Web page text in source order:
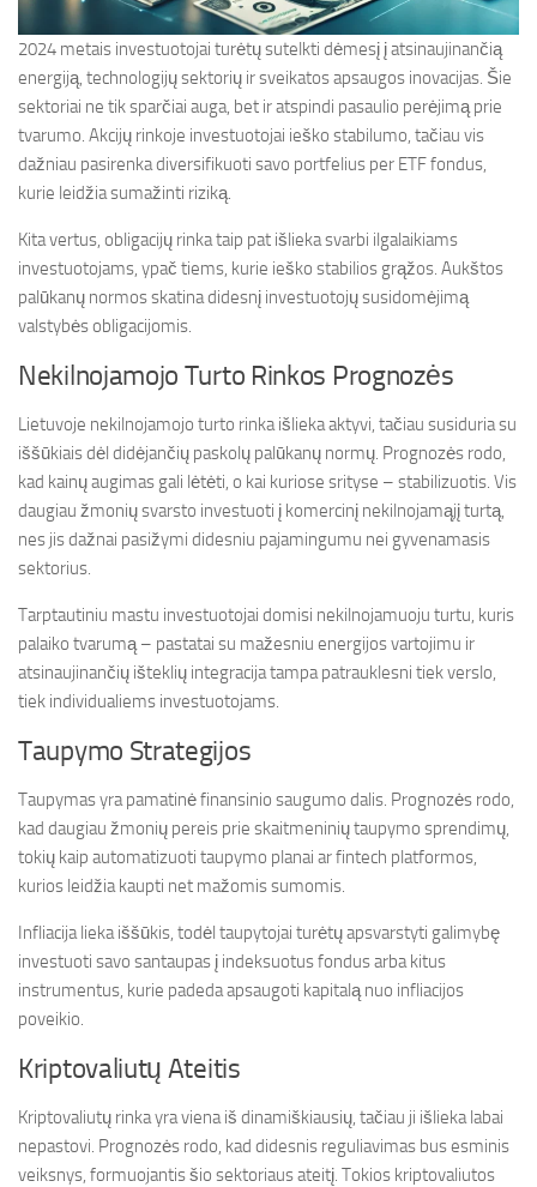
2024 metais investuotojai turėtų sutelkti dėmesį į atsinaujinančią
energiją, technologijų sektorių ir sveikatos apsaugos inovacijas. Šie
sektoriai ne tik sparčiai auga, bet ir atspindi pasaulio perėjimą prie
tvarumo. Akcijų rinkoje investuotojai ieško stabilumo, tačiau vis
dažniau pasirenka diversifikuoti savo portfelius per ETF fondus,
kurie leidžia sumažinti riziką.
Kita vertus, obligacijų rinka taip pat išlieka svarbi ilgalaikiams
investuotojams, ypač tiems, kurie ieško stabilios grąžos. Aukštos
palūkanų normos skatina didesnį investuotojų susidomėjimą
valstybės obligacijomis.
Nekilnojamojo Turto Rinkos Prognozės
Lietuvoje nekilnojamojo turto rinka išlieka aktyvi, tačiau susiduria su
iššūkiais dėl didėjančių paskolų palūkanų normų. Prognozės rodo,
kad kainų augimas gali lėtėti, o kai kuriose srityse – stabilizuotis. Vis
daugiau žmonių svarsto investuoti į komercinį nekilnojamąjį turtą,
nes jis dažnai pasižymi didesniu pajamingumu nei gyvenamasis
sektorius.
Tarptautiniu mastu investuotojai domisi nekilnojamuoju turtu, kuris
palaiko tvarumą – pastatai su mažesniu energijos vartojimu ir
atsinaujinančių išteklių integracija tampa patrauklesni tiek verslo,
tiek individualiems investuotojams.
Taupymo Strategijos
Taupymas yra pamatinė finansinio saugumo dalis. Prognozės rodo,
kad daugiau žmonių pereis prie skaitmeninių taupymo sprendimų,
tokių kaip automatizuoti taupymo planai ar fintech platformos,
kurios leidžia kaupti net mažomis sumomis.
Infliacija lieka iššūkis, todėl taupytojai turėtų apsvarstyti galimybę
investuoti savo santaupas į indeksuotus fondus arba kitus
instrumentus, kurie padeda apsaugoti kapitalą nuo infliacijos
poveikio.
Kriptovaliutų Ateitis
Kriptovaliutų rinka yra viena iš dinamiškiausių, tačiau ji išlieka labai
nepastovi. Prognozės rodo, kad didesnis reguliavimas bus esminis
veiksnys, formuojantis šio sektoriaus ateitį. Tokios kriptovaliutos